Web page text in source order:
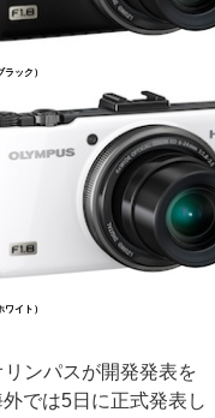
ラック）
ワイト）
ンパスが開発発表を
では5日に正式発表し